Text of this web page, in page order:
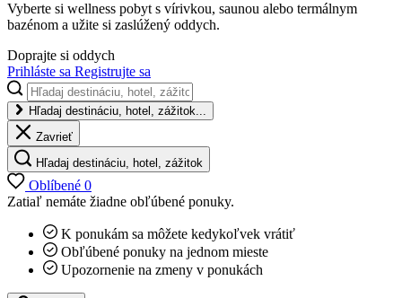
Vyberte si wellness pobyt s vírivkou, saunou alebo termálnym
bazénom a užite si zaslúžený oddych.
Doprajte si oddych
Prihláste sa Registrujte sa
Hľadaj destináciu, hotel, zážitok...
Zavrieť
Hľadaj destináciu, hotel, zážitok
Oblíbené 0
Zatiaľ nemáte žiadne obľúbené ponuky.
K ponukám sa môžete kedykoľvek vrátiť
Obľúbené ponuky na jednom mieste
Upozornenie na zmeny v ponukách